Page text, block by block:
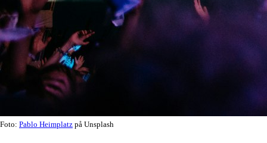
Foto: Pablo Heimplatz på Unsplash